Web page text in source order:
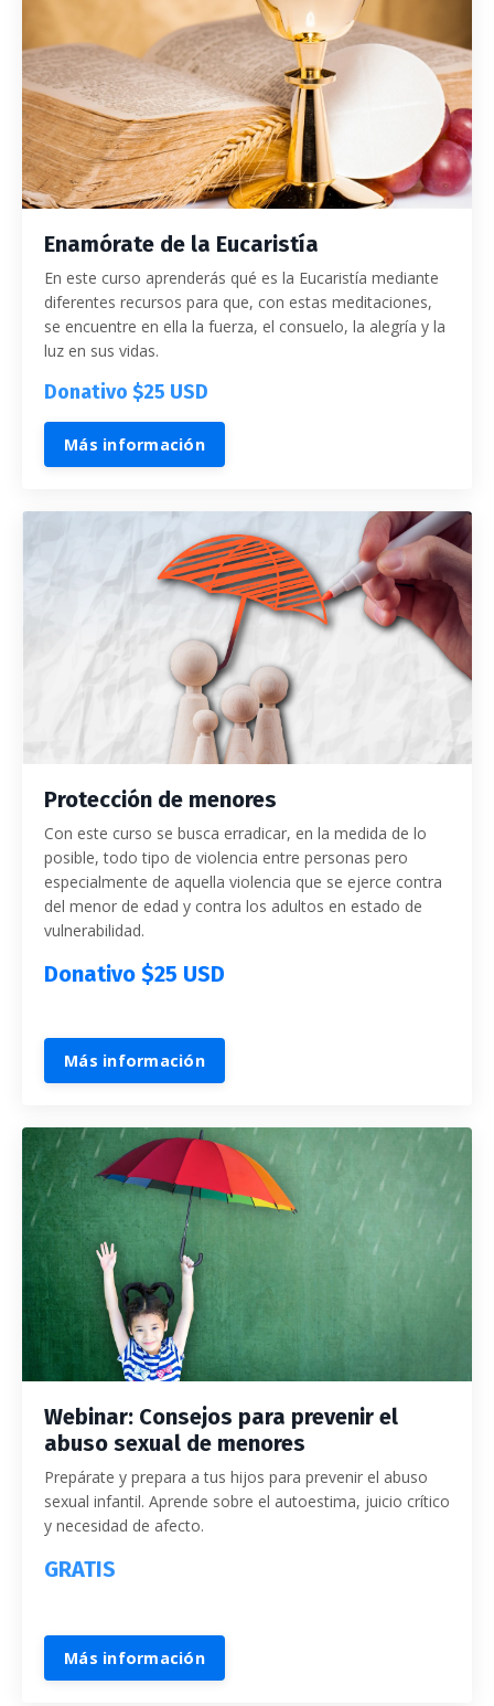
Enamórate de la Eucaristía
En este curso aprenderás qué es la Eucaristía mediante
diferentes recursos para que, con estas meditaciones,
se encuentre en ella la fuerza, el consuelo, la alegría y la
luz en sus vidas.
Donativo $25 USD
Más información
Protección de menores
Con este curso se busca erradicar, en la medida de lo
posible, todo tipo de violencia entre personas pero
especialmente de aquella violencia que se ejerce contra
del menor de edad y contra los adultos en estado de
vulnerabilidad.
Donativo $25 USD
Más información
Webinar: Consejos para prevenir el
abuso sexual de menores
Prepárate y prepara a tus hijos para prevenir el abuso
sexual infantil. Aprende sobre el autoestima, juicio crítico
y necesidad de afecto.
GRATIS
Más información